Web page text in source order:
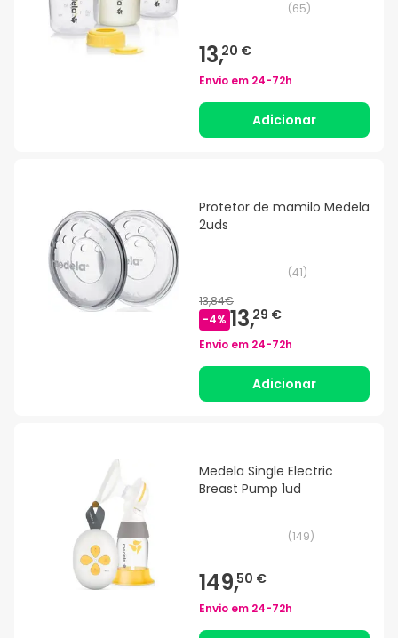
(65)
13,20 €
Envio em 24-72h
Adicionar
Protetor de mamilo Medela
2uds
(41)
13,84€
-4% 13,29 €
Envio em 24-72h
Adicionar
Medela Single Electric
Breast Pump 1ud
(149)
149,50 €
Envio em 24-72h